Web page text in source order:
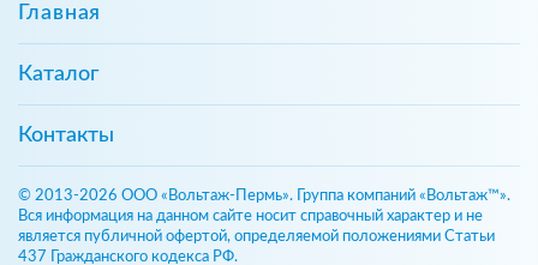
Главная
Каталог
Контакты
© 2013-2026 ООО «Вольтаж-Пермь». Группа компаний «Вольтаж™».
Вся информация на данном сайте носит справочный характер и не
является публичной офертой, определяемой положениями Статьи
437 Гражданского кодекса РФ.